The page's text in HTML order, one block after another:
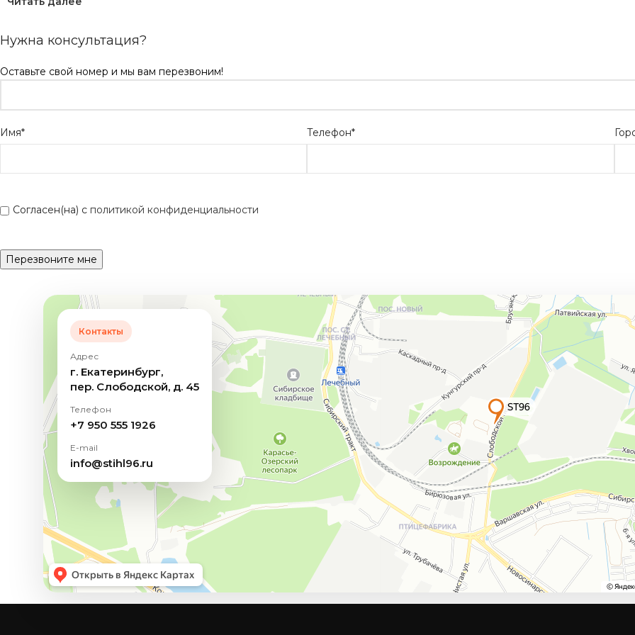
Нужна консультация?
Оставьте свой номер и мы вам перезвоним!
Имя* Телефон*
Согласен(на) с политикой конфиденциальности
Контакты
Адрес
г. Екатеринбург,
пер. Слободской, д. 45
Телефон
+7 950 555 1926
E-mail
info@stihl96.ru